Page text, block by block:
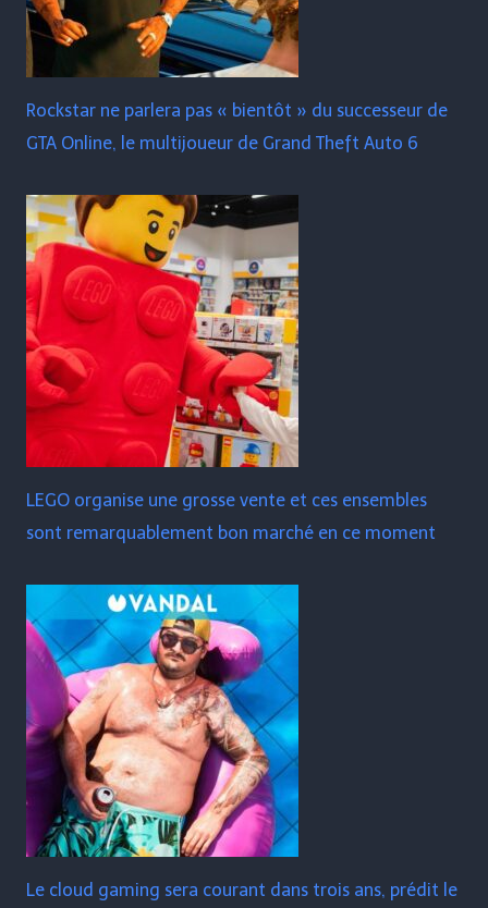
Rockstar ne parlera pas « bientôt » du successeur de
GTA Online, le multijoueur de Grand Theft Auto 6
LEGO organise une grosse vente et ces ensembles
sont remarquablement bon marché en ce moment
Le cloud gaming sera courant dans trois ans, prédit le